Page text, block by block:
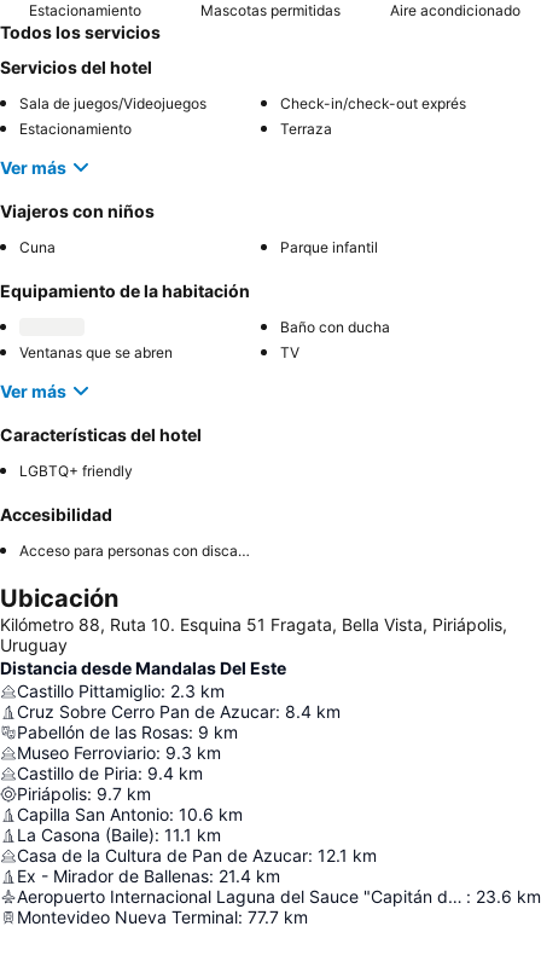
Estacionamiento Mascotas permitidas Aire acondicionado
Todos los servicios
Servicios del hotel
Sala de juegos/Videojuegos
Check-in/check-out exprés
Estacionamiento
Terraza
Ver más
Viajeros con niños
Cuna Parque infantil
Equipamiento de la habitación
Baño con ducha
Ventanas que se abren
TV
Ver más
Características del hotel
LGBTQ+ friendly
Accesibilidad
Acceso para personas con discapacidad
Ubicación
Kilómetro 88, Ruta 10. Esquina 51 Fragata, Bella Vista, Piriápolis,
Uruguay
Distancia desde Mandalas Del Este
Castillo Pittamiglio: 2.3 km
Cruz Sobre Cerro Pan de Azucar: 8.4 km
Pabellón de las Rosas: 9 km
Museo Ferroviario: 9.3 km
Castillo de Piria: 9.4 km
Piriápolis: 9.7 km
Capilla San Antonio: 10.6 km
La Casona (Baile): 11.1 km
Casa de la Cultura de Pan de Azucar: 12.1 km
Ex - Mirador de Ballenas: 21.4 km
Aeropuerto Internacional Laguna del Sauce "Capitán de Corbeta Carlos Curbelo" : 23.6 km
Montevideo Nueva Terminal: 77.7 km